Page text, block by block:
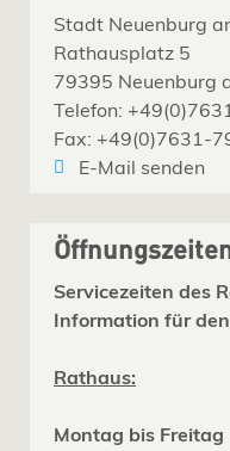
Stadt Neuenburg
Rathausplatz 5
79395 Neuenburg
Telefon:
Fax: +49(0)7631-
E-Mail senden
Servicezeiten des
Information für
Rathaus:
Montag bis Freitag